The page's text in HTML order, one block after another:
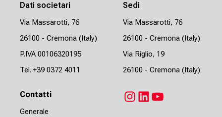
Instagram
LinkedIn
YouTube
Dati societari
Via Massarotti, 76
26100 - Cremona (Italy)
P.IVA 00106320195
Tel. +39 0372 4011
Sedi
Via Massarotti, 76
26100 - Cremona (Italy)
Via Riglio, 19
26100 - Cremona (Italy)
Contatti
Generale